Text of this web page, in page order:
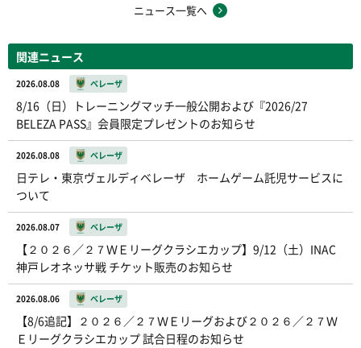
ニュース一覧へ
関連ニュース
2026.08.08 ベレーザ
8/16（日）トレーニングマッチ一般公開および『2026/27
BELEZA PASS』会員限定プレゼントのお知らせ
2026.08.08 ベレーザ
日テレ・東京ヴェルディベレーザ ホームゲーム託児サービスに
ついて
2026.08.07 ベレーザ
【２０２６／２７ＷＥリーグクラシエカップ】9/12（土）INAC
神戸レオネッサ戦 チケット販売のお知らせ
2026.08.06 ベレーザ
【8/6追記】２０２６／２７ＷＥリーグおよび２０２６／２７Ｗ
Ｅリーグクラシエカップ 試合日程のお知らせ